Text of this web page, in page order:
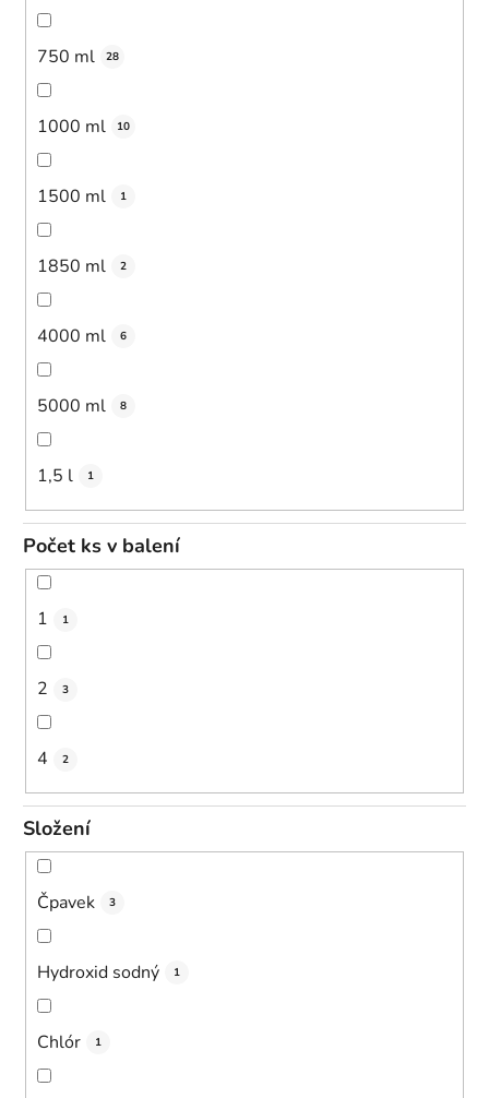
750 ml 28
1000 ml 10
1500 ml 1
1850 ml 2
4000 ml 6
5000 ml 8
1,5 l 1
Počet ks v balení
1 1
2 3
4 2
Složení
Čpavek 3
Hydroxid sodný 1
Chlór 1